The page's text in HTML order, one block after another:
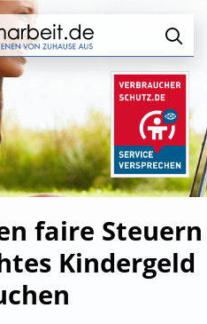
faire Steuern
Kindergeld